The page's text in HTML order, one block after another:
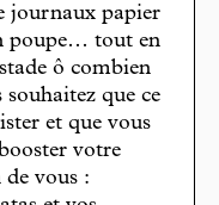
journaux papier
poupe… tout en
ô combien
que ce
et que vous
votre
vous :